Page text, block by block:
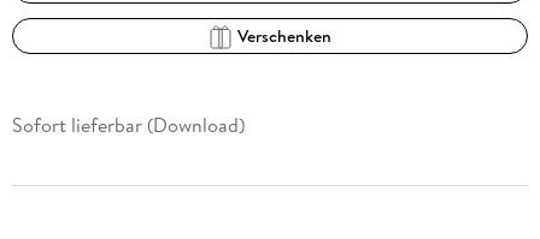
Verschenken
Sofort lieferbar (Download)